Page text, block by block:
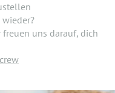
uns darauf, dich